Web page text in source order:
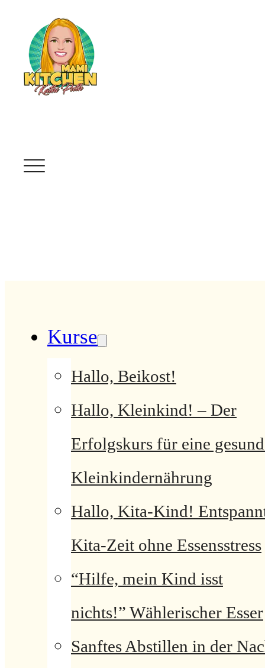
Kurse
Hallo, Beikost!
Hallo, Kleinkind! – Der
Erfolgskurs für eine
Kleinkindernährung
Hallo, Kita-Kind!
Kita-Zeit ohne Essensstress
“Hilfe, mein Kind isst
nichts!” Wählerischer Esser
Sanftes Abstillen in der